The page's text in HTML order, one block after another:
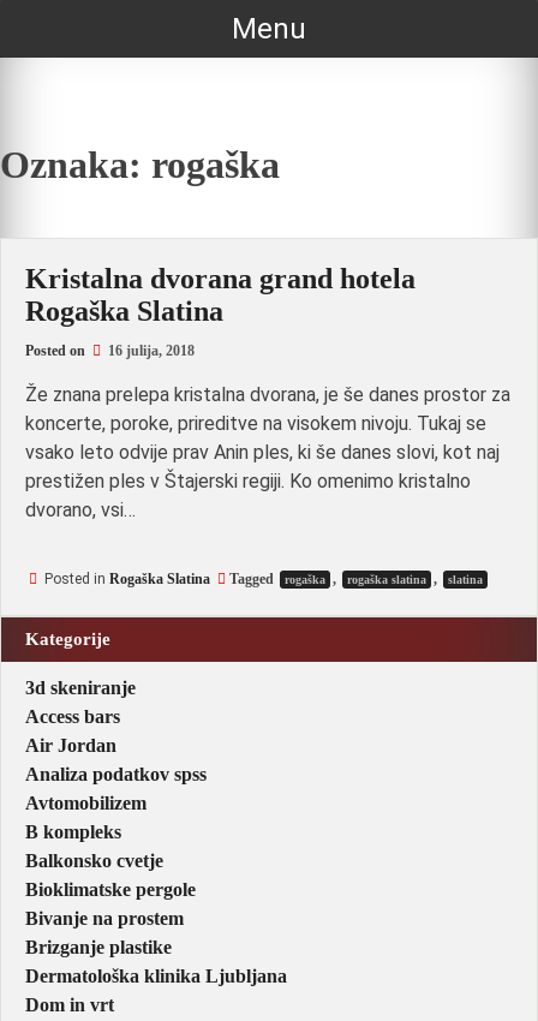
Menu
Oznaka: rogaška
Kristalna dvorana grand hotela
Rogaška Slatina
Posted on 16 julija, 2018
Že znana prelepa kristalna dvorana, je še danes prostor za
koncerte, poroke, prireditve na visokem nivoju. Tukaj se
vsako leto odvije prav Anin ples, ki še danes slovi, kot naj
prestižen ples v Štajerski regiji. Ko omenimo kristalno
dvorano, vsi…
Posted in Rogaška Slatina Tagged rogaška , rogaška slatina , slatina
Kategorije
3d skeniranje
Access bars
Air Jordan
Analiza podatkov spss
Avtomobilizem
B kompleks
Balkonsko cvetje
Bioklimatske pergole
Bivanje na prostem
Brizganje plastike
Dermatološka klinika Ljubljana
Dom in vrt